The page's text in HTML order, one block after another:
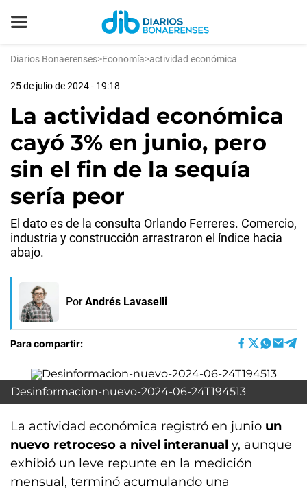
Diarios Bonaerenses>Economía>actividad económica
25 de julio de 2024 - 19:18
La actividad económica
cayó 3% en junio, pero
sin el fin de la sequía
sería peor
El dato es de la consulta Orlando Ferreres. Comercio,
industria y construcción arrastraron el índice hacia
abajo.
Por Andrés Lavaselli
Para compartir:
Desinformacion-nuevo-2024-06-24T194513
La actividad económica registró en junio un
nuevo retroceso a nivel interanual y, aunque
exhibió un leve repunte en la medición
mensual, terminó acumulando una